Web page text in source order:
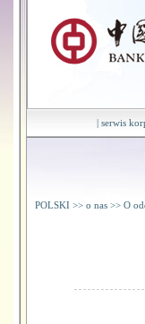
| serwis
POLSKI >> o nas >> O